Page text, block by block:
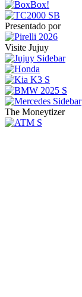
Presentado por
Visite Jujuy
The Moneytizer